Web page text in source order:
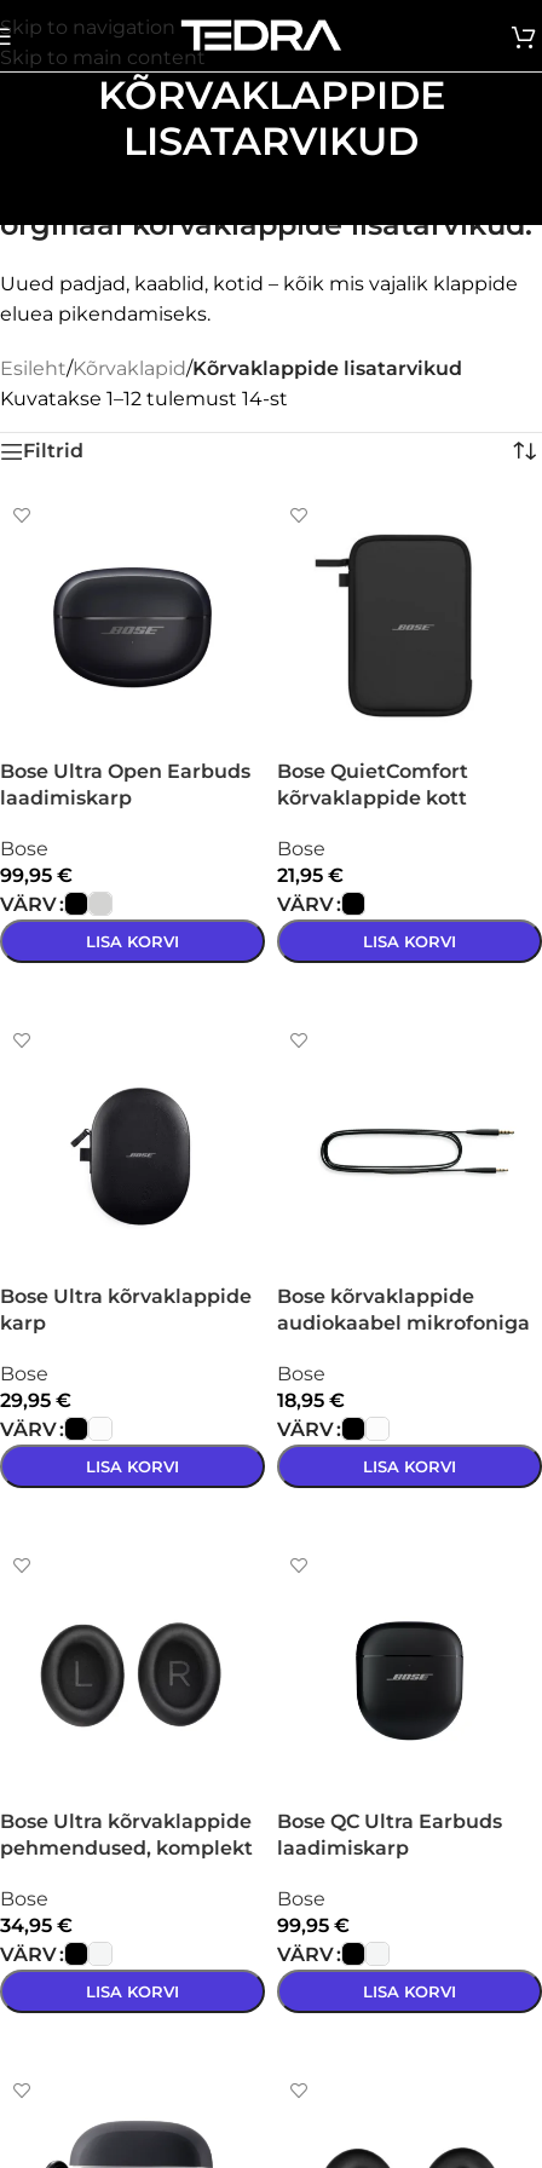
Skip to navigation
Skip to main content
KÕRVAKLAPPIDE
LISATARVIKUD
orginaal kõrvaklappide lisatarvikud.
Uued padjad, kaablid, kotid – kõik mis vajalik klappide
eluea pikendamiseks.
Esileht/Kõrvaklapid/Kõrvaklappide lisatarvikud
Kuvatakse 1–12 tulemust 14-st
Filtrid
Bose Ultra Open Earbuds
laadimiskarp
Bose
99,95 €
VÄRV
LISA KORVI
Bose QuietComfort
kõrvaklappide kott
Bose
21,95 €
VÄRV
LISA KORVI
Bose Ultra kõrvaklappide
karp
Bose
29,95 €
VÄRV
LISA KORVI
Bose kõrvaklappide
audiokaabel mikrofoniga
Bose
18,95 €
VÄRV
LISA KORVI
Bose Ultra kõrvaklappide
pehmendused, komplekt
Bose
34,95 €
VÄRV
LISA KORVI
Bose QC Ultra Earbuds
laadimiskarp
Bose
99,95 €
VÄRV
LISA KORVI